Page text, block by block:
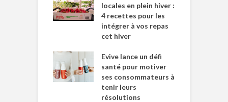
locales en plein hiver :
4 recettes pour les
intégrer à vos repas
cet hiver
Evive lance un défi
santé pour motiver
ses consommateurs à
tenir leurs
résolutions